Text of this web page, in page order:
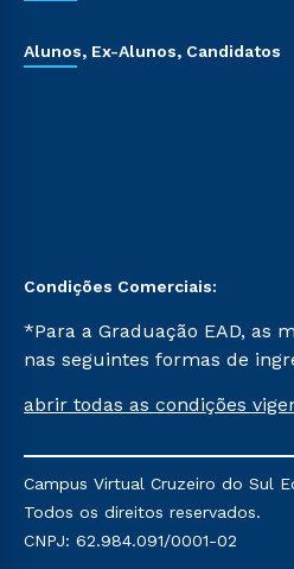
Alunos, Ex-Alunos, Candidatos
Condições Comerciais:
*Para a Graduação EAD, as
nas seguintes formas de
Já para as demais, a taxa de
mencionadas são referentes
Religioso, Geografia para a
do Ensino de História:
abrir todas as condições
Campus Virtual Cruzeiro do Sul
Todos os direitos reservados.
CNPJ: 62.984.091/0001-02